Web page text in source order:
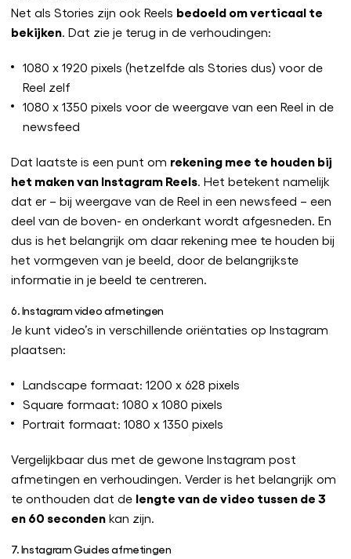
Net als Stories zijn ook Reels bedoeld om verticaal te
bekijken. Dat zie je terug in de verhoudingen:
1080 x 1920 pixels (hetzelfde als Stories dus) voor de
Reel zelf
1080 x 1350 pixels voor de weergave van een Reel in de
newsfeed
Dat laatste is een punt om rekening mee te houden bij
het maken van Instagram Reels. Het betekent namelijk
dat er – bij weergave van de Reel in een newsfeed – een
deel van de boven- en onderkant wordt afgesneden. En
dus is het belangrijk om daar rekening mee te houden bij
het vormgeven van je beeld, door de belangrijkste
informatie in je beeld te centreren.
6. Instagram video afmetingen
Je kunt video’s in verschillende oriëntaties op Instagram
plaatsen:
Landscape formaat: 1200 x 628 pixels
Square formaat: 1080 x 1080 pixels
Portrait formaat: 1080 x 1350 pixels
Vergelijkbaar dus met de gewone Instagram post
afmetingen en verhoudingen. Verder is het belangrijk om
te onthouden dat de lengte van de video tussen de 3
en 60 seconden kan zijn.
7. Instagram Guides afmetingen